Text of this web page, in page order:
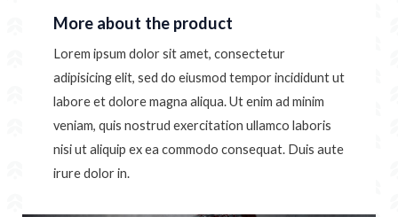
More about the product
Lorem ipsum dolor sit amet, consectetur
adipisicing elit, sed do eiusmod tempor incididunt ut
labore et dolore magna aliqua. Ut enim ad minim
veniam, quis nostrud exercitation ullamco laboris
nisi ut aliquip ex ea commodo consequat. Duis aute
irure dolor in.